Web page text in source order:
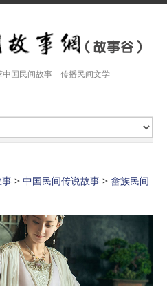
中国民间故事 传播民间文学
> 中国民间传说故事 > 畲族民间